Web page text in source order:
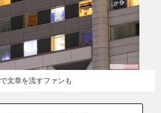
文章を流すファンも